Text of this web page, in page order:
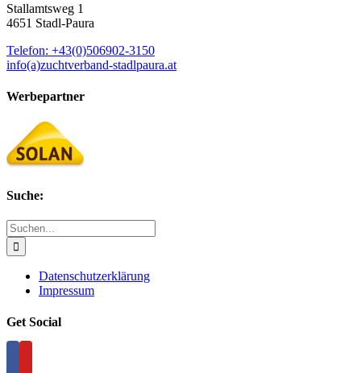
Stallamtsweg 1
4651 Stadl-Paura
Telefon: +43(0)506902-3150
info(a)zuchtverband-stadlpaura.at
Werbepartner
Suche:
Suche
nach:
Datenschutzerklärung
Impressum
Get Social